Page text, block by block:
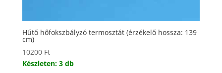
Hűtő hőfokszbályzó termosztát (érzékelő hossza: 139
cm)
10200 Ft
Készleten: 3 db